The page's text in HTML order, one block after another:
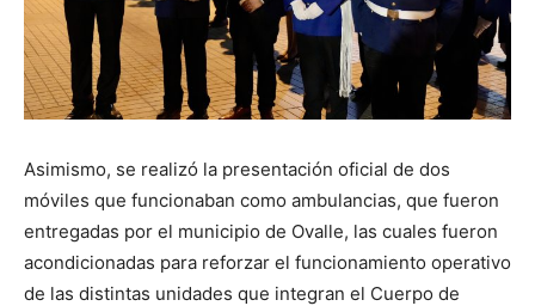
Asimismo, se realizó la presentación oficial de dos
móviles que funcionaban como ambulancias, que fueron
entregadas por el municipio de Ovalle, las cuales fueron
acondicionadas para reforzar el funcionamiento operativo
de las distintas unidades que integran el Cuerpo de